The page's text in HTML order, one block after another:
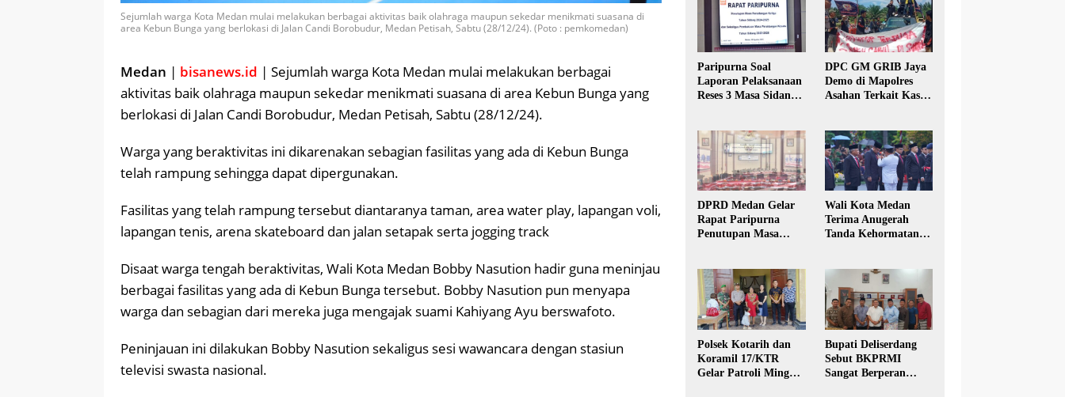
Sejumlah warga Kota Medan mulai melakukan berbagai aktivitas baik olahraga maupun sekedar menikmati suasana di
area Kebun Bunga yang berlokasi di Jalan Candi Borobudur, Medan Petisah, Sabtu (28/12/24). (Poto : pemkomedan)
Medan | bisanews.id | Sejumlah warga Kota Medan mulai melakukan berbagai
aktivitas baik olahraga maupun sekedar menikmati suasana di area Kebun Bunga yang
berlokasi di Jalan Candi Borobudur, Medan Petisah, Sabtu (28/12/24).
Warga yang beraktivitas ini dikarenakan sebagian fasilitas yang ada di Kebun Bunga
telah rampung sehingga dapat dipergunakan.
Fasilitas yang telah rampung tersebut diantaranya taman, area water play, lapangan voli,
lapangan tenis, arena skateboard dan jalan setapak serta jogging track
Disaat warga tengah beraktivitas, Wali Kota Medan Bobby Nasution hadir guna meninjau
berbagai fasilitas yang ada di Kebun Bunga tersebut. Bobby Nasution pun menyapa
warga dan sebagian dari mereka juga mengajak suami Kahiyang Ayu berswafoto.
Peninjauan ini dilakukan Bobby Nasution sekaligus sesi wawancara dengan stasiun
televisi swasta nasional.
Paripurna Soal
Laporan Pelaksanaan
Reses 3 Masa Sidang
DPC GM GRIB Jaya
Demo di Mapolres
Asahan Terkait Kasus
DPRD Medan Gelar
Rapat Paripurna
Penutupan Masa
Wali Kota Medan
Terima Anugerah
Tanda Kehormatan
Polsek Kotarih dan
Koramil 17/KTR
Gelar Patroli Minggu
Bupati Deliserdang
Sebut BKPRMI
Sangat Berperan